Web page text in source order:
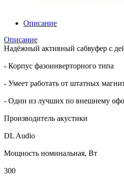
Описание
Описание
Надёжный активный сабвуфер с
- Корпус фазоинверторного типа
- Умеет работать от штатных
- Один из лучших по внешнему
Производитель акустики
DL Audio
Мощность номинальная, Вт
300